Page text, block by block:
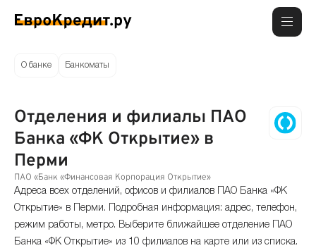
О банке Банкоматы
Отделения и филиалы ПАО
Банка «ФК Открытие» в
Перми
ПАО «Банк «Финансовая Корпорация Открытие»
Адреса всех отделений, офисов и филиалов ПАО Банка «ФК
Открытие» в Перми. Подробная информация: адрес, телефон,
режим работы, метро. Выберите ближайшее отделение ПАО
Банка «ФК Открытие» из 10 филиалов на карте или из списка.